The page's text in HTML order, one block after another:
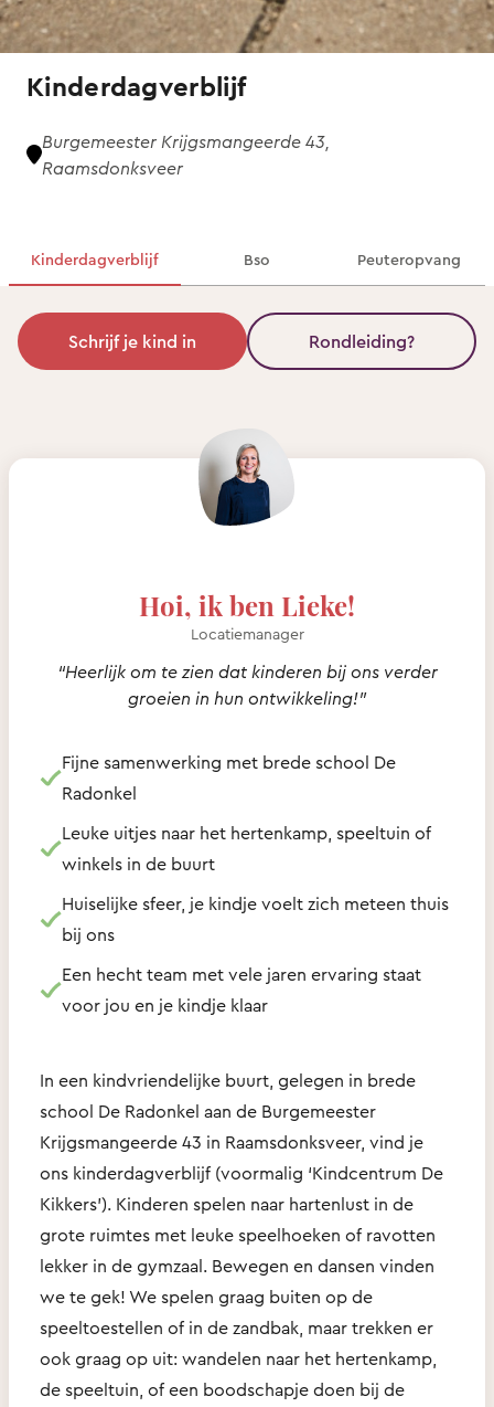
Kinderdagverblijf
Burgemeester Krijgsmangeerde 43,
Raamsdonksveer
Kinderdagverblijf Bso Peuteropvang
Schrijf je kind in Rondleiding?
Hoi, ik ben Lieke!
Locatiemanager
“Heerlijk om te zien dat kinderen bij ons verder
groeien in hun ontwikkeling!”
Fijne samenwerking met brede school De
Radonkel
Leuke uitjes naar het hertenkamp, speeltuin of
winkels in de buurt
Huiselijke sfeer, je kindje voelt zich meteen thuis
bij ons
Een hecht team met vele jaren ervaring staat
voor jou en je kindje klaar
In een kindvriendelijke buurt, gelegen in brede
school De Radonkel aan de Burgemeester
Krijgsmangeerde 43 in Raamsdonksveer, vind je
ons kinderdagverblijf (voormalig ‘Kindcentrum De
Kikkers’). Kinderen spelen naar hartenlust in de
grote ruimtes met leuke speelhoeken of ravotten
lekker in de gymzaal. Bewegen en dansen vinden
we te gek! We spelen graag buiten op de
speeltoestellen of in de zandbak, maar trekken er
ook graag op uit: wandelen naar het hertenkamp,
de speeltuin, of een boodschapje doen bij de